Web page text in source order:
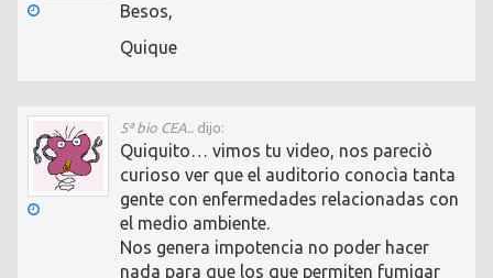
Besos,
Quique
5ª bio CEA.. dijo:
Quiquito… vimos tu video, nos pareciò
curioso ver que el auditorio conocìa tanta
gente con enfermedades relacionadas con
el medio ambiente.
Nos genera impotencia no poder hacer
nada para que los que permiten fumigar